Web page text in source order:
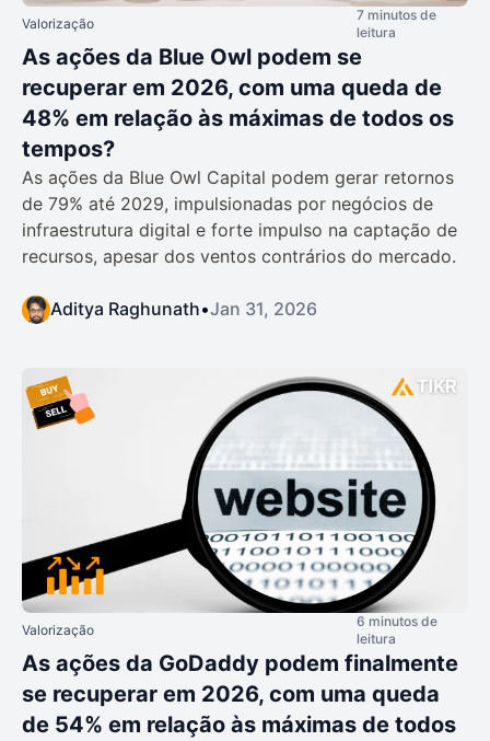
Valorização
7 minutos de
leitura
As ações da Blue Owl podem se
recuperar em 2026, com uma queda de
48% em relação às máximas de todos os
tempos?
As ações da Blue Owl Capital podem gerar retornos
de 79% até 2029, impulsionadas por negócios de
infraestrutura digital e forte impulso na captação de
recursos, apesar dos ventos contrários do mercado.
Aditya Raghunath•Jan 31, 2026
Valorização
6 minutos de
leitura
As ações da GoDaddy podem finalmente
se recuperar em 2026, com uma queda
de 54% em relação às máximas de todos